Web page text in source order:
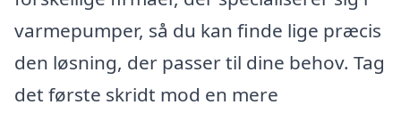
varmepumper, så du kan finde lige præcis
den løsning, der passer til dine behov. Tag
det første skridt mod en mere